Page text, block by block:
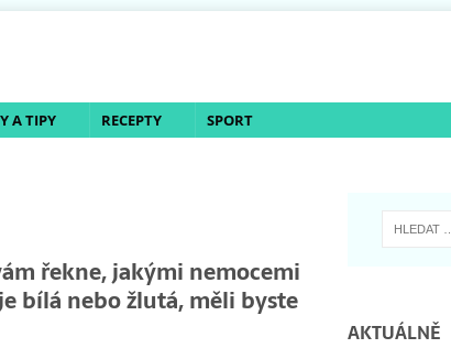
A TIPY RECEPTY SPORT
řekne, jakými nemocemi
bílá nebo žlutá, měli byste
AKTUÁLNĚ